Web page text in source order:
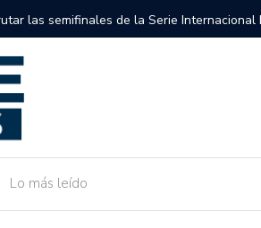
de la Serie Internacional Big
Lo más leído